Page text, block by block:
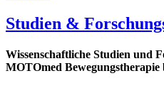
Studien &
Wissenschaftliche Studien und
MOTOmed